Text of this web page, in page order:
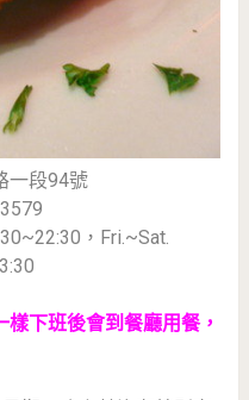
一段94號
，Fri.~Sat.
下班後會到餐廳用餐，